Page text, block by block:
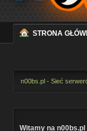
STRONA
n00bs.pl - Sieć
Witamy na